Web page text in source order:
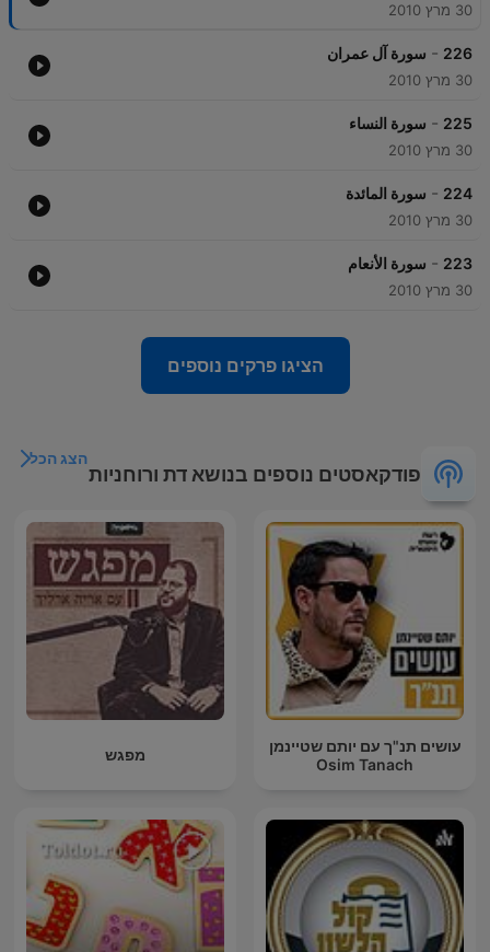
30 מרץ 2010
226
- سورة آل عمران
30 מרץ 2010
225
- سورة النساء
30 מרץ 2010
224
- سورة المائدة
30 מרץ 2010
223
- سورة الأنعام
30 מרץ 2010
הציגו פרקים נוספים
פודקאסטים נוספים בנושא דת ורוחניות
הצג הכל
עושים תנ"ך עם יותם שטיינמן
Osim Tanach
מפגש